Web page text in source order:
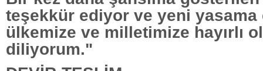
teşekkür ediyor ve yeni yasama
ülkemize ve milletimize hayırlı
diliyorum."